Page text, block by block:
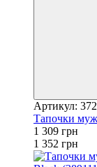
Артикул:
Тапочки
1 309 грн
1 352 грн